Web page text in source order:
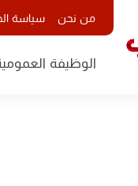
من نحن سياسة
الوظيفة